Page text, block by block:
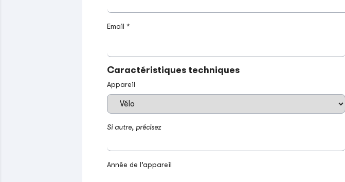
Email *
Caractéristiques techniques
Appareil
Si autre, précisez
Année de l’appareil